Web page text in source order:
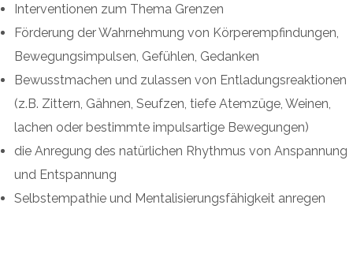
Interventionen zum Thema Grenzen
Förderung der Wahrnehmung von Körperempfindungen,
Bewegungsimpulsen, Gefühlen, Gedanken
Bewusstmachen und zulassen von Entladungsreaktionen
(z.B. Zittern, Gähnen, Seufzen, tiefe Atemzüge, Weinen,
lachen oder bestimmte impulsartige Bewegungen)
die Anregung des natürlichen Rhythmus von Anspannung
und Entspannung
Selbstempathie und Mentalisierungsfähigkeit anregen